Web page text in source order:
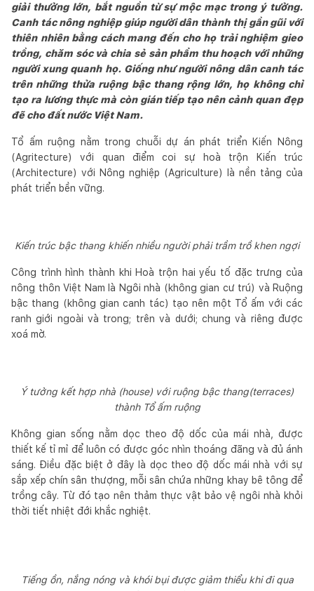
giải thưởng lớn, bắt nguồn từ sự mộc mạc trong ý tưởng.
Canh tác nông nghiệp giúp người dân thành thị gần gũi với
thiên nhiên bằng cách mang đến cho họ trải nghiệm gieo
trồng, chăm sóc và chia sẻ sản phẩm thu hoạch với những
người xung quanh họ. Giống như người nông dân canh tác
trên những thửa ruộng bậc thang rộng lớn, họ không chỉ
tạo ra lương thực mà còn gián tiếp tạo nên cảnh quan đẹp
đẽ cho đất nước Việt Nam.
Tổ ấm ruộng nằm trong chuỗi dự án phát triển Kiến Nông
(Agritecture) với quan điểm coi sự hoà trộn Kiến trúc
(Architecture) với Nông nghiệp (Agriculture) là nền tảng của
phát triển bền vững.
Kiến trúc bậc thang khiến nhiều người phải trầm trồ khen ngợi
Công trình hình thành khi Hoà trộn hai yếu tố đặc trưng của
nông thôn Việt Nam là Ngôi nhà (không gian cư trú) và Ruộng
bậc thang (không gian canh tác) tạo nên một Tổ ấm với các
ranh giới ngoài và trong; trên và dưới; chung và riêng được
xoá mờ.
Ý tưởng kết hợp nhà (house) với ruộng bậc thang(terraces)
thành Tổ ấm ruộng
Không gian sống nằm dọc theo độ dốc của mái nhà, được
thiết kế tỉ mỉ để luôn có được góc nhìn thoáng đãng và đủ ánh
sáng. Điều đặc biệt ở đây là dọc theo độ dốc mái nhà với sự
sắp xếp chín sân thượng, mỗi sân chứa những khay bê tông để
trồng cây. Từ đó tạo nên thảm thực vật bảo vệ ngôi nhà khỏi
thời tiết nhiệt đới khắc nghiệt.
Tiếng ồn, nắng nóng và khói bụi được giảm thiểu khi đi qua